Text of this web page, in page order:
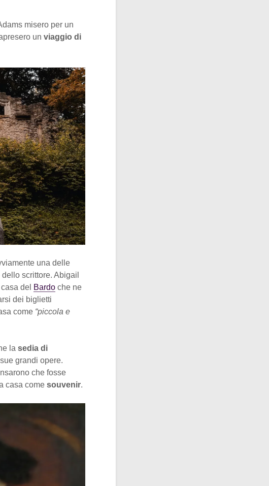
misero per un
un viaggio di
una delle
scrittore. Abigail
del Bardo che ne
dei biglietti
come “piccola e
la sedia di
grandi opere.
che fosse
casa come souvenir.